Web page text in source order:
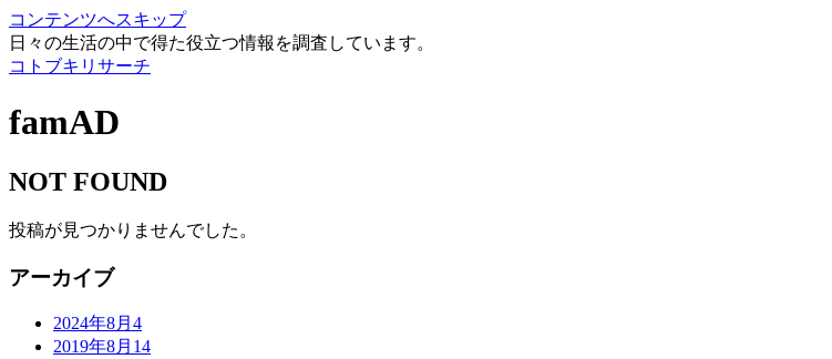
コンテンツへスキップ
日々の生活の中で得た役立つ情報を調査しています。
コトブキリサーチ
famAD
NOT FOUND
投稿が見つかりませんでした。
アーカイブ
2024年8月 4
2019年8月 14